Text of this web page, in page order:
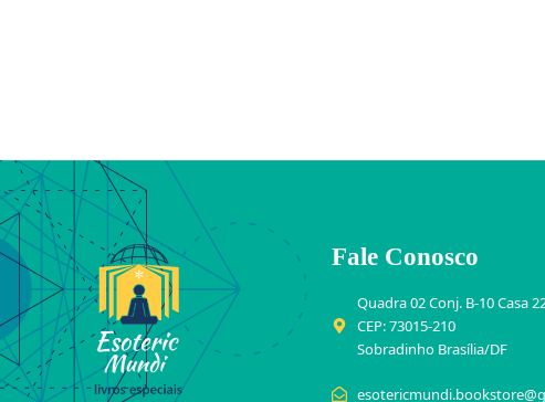
Fale Conosco
Quadra 02 Conj. B-10 Casa
CEP: 73015-210
Sobradinho Brasília/DF